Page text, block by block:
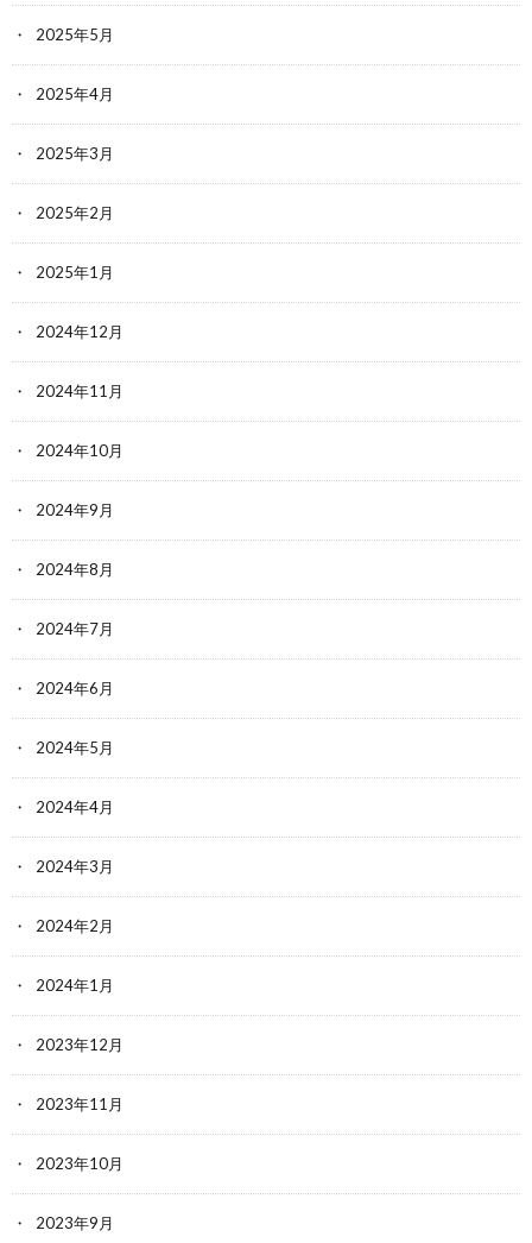
2025年5月
2025年4月
2025年3月
2025年2月
2025年1月
2024年12月
2024年11月
2024年10月
2024年9月
2024年8月
2024年7月
2024年6月
2024年5月
2024年4月
2024年3月
2024年2月
2024年1月
2023年12月
2023年11月
2023年10月
2023年9月